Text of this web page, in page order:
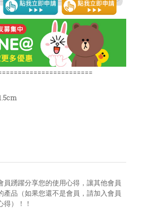
員踴躍分享您的使用心得，讓其他會員
產品（如果您還不是會員，請加入會員
）！！